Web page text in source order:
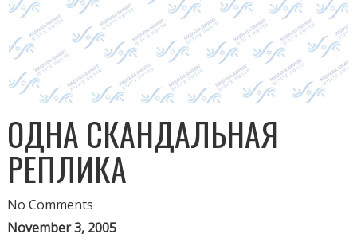
ОДНА СКАНДАЛЬНАЯ
РЕПЛИКА
No Comments
November 3, 2005